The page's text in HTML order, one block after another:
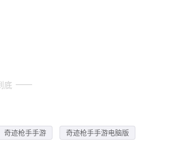
底
奇迹枪手手游
奇迹枪手手游电脑版